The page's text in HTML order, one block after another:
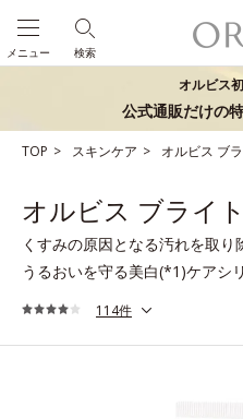
検索
メニュー
オルビス
公式通販だけの
TOP スキンケア オルビス ブ
オルビス ブライ
くすみの原因となる汚れを取り
うるおいを守る美白(*1)ケアシ
114件